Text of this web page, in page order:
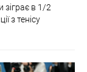
зіграє в 1/2
з тенісу